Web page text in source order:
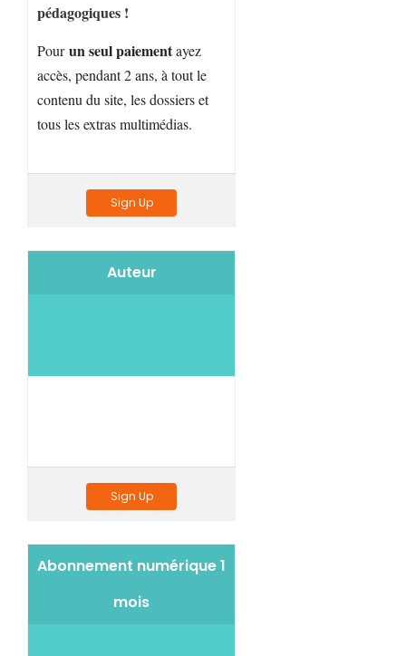
pédagogiques !
Pourun seul paiementayez
accès, pendant 2 ans, à tout le
contenu du site, les dossiers et
tous les extras multimédias.
Sign Up
Auteur
Sign Up
Abonnement numérique 1
mois